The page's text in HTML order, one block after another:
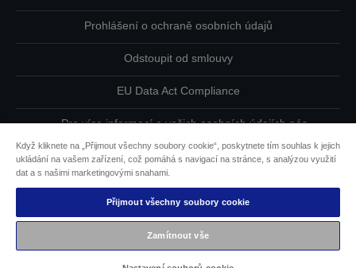
Prohlášení o ochraně osobních údajů
Odstoupit od smlouvy
EU Data Act Compliance
Pro více informací o vašich osobních údajích nás
Informace o souborech cookie
Závazek usnadnění přístupu společnosti Epson
Copyright © 2026 Seiko Epson
Když kliknete na „Přijmout všechny soubory cookie“, poskytnete tím souhlas k jejich
ukládání na vašem zařízení, což pomáhá s navigací na stránce, s analýzou využití
dat a s našimi marketingovými snahami.
Přijmout všechny soubory cookie
Zamítnout vše